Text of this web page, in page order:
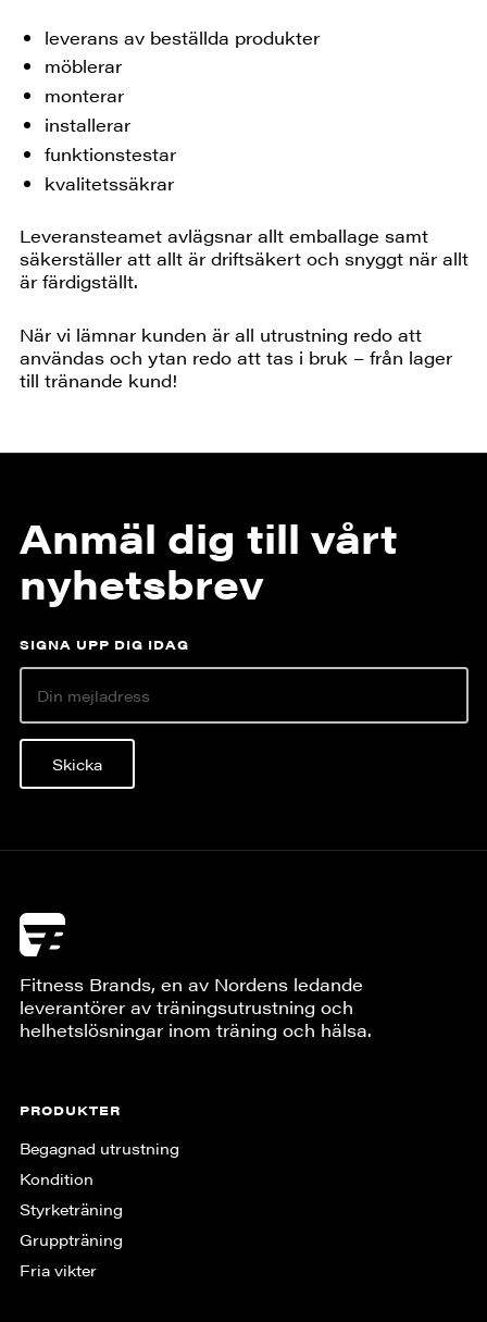
leverans av beställda produkter
möblerar
monterar
installerar
funktionstestar
kvalitetssäkrar
Leveransteamet avlägsnar allt emballage samt
säkerställer att allt är driftsäkert och snyggt när allt
är färdigställt.
När vi lämnar kunden är all utrustning redo att
användas och ytan redo att tas i bruk – från lager
till tränande kund!
Anmäl dig till vårt
nyhetsbrev
SIGNA UPP DIG IDAG
Skicka
Fitness Brands, en av Nordens ledande
leverantörer av träningsutrustning och
helhetslösningar inom träning och hälsa.
PRODUKTER
Begagnad utrustning
Kondition
Styrketräning
Gruppträning
Fria vikter